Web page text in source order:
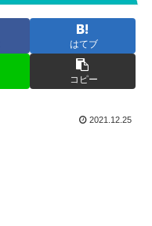
はてブ
コピー
2021.12.25